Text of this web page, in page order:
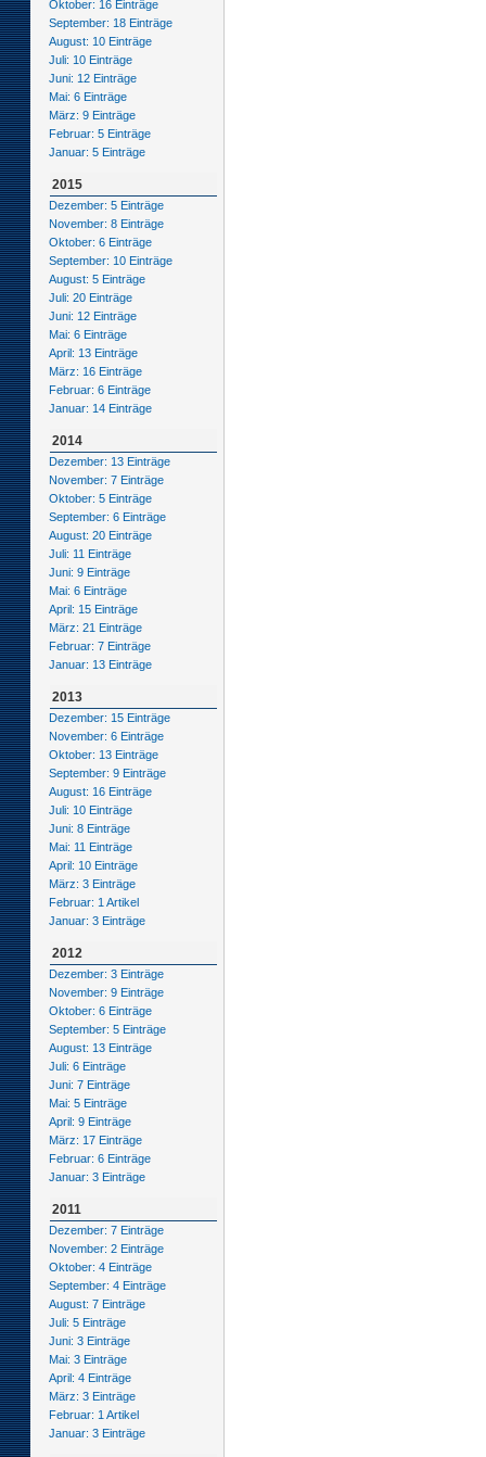
Oktober: 16 Einträge
September: 18 Einträge
August: 10 Einträge
Juli: 10 Einträge
Juni: 12 Einträge
Mai: 6 Einträge
März: 9 Einträge
Februar: 5 Einträge
Januar: 5 Einträge
2015
Dezember: 5 Einträge
November: 8 Einträge
Oktober: 6 Einträge
September: 10 Einträge
August: 5 Einträge
Juli: 20 Einträge
Juni: 12 Einträge
Mai: 6 Einträge
April: 13 Einträge
März: 16 Einträge
Februar: 6 Einträge
Januar: 14 Einträge
2014
Dezember: 13 Einträge
November: 7 Einträge
Oktober: 5 Einträge
September: 6 Einträge
August: 20 Einträge
Juli: 11 Einträge
Juni: 9 Einträge
Mai: 6 Einträge
April: 15 Einträge
März: 21 Einträge
Februar: 7 Einträge
Januar: 13 Einträge
2013
Dezember: 15 Einträge
November: 6 Einträge
Oktober: 13 Einträge
September: 9 Einträge
August: 16 Einträge
Juli: 10 Einträge
Juni: 8 Einträge
Mai: 11 Einträge
April: 10 Einträge
März: 3 Einträge
Februar: 1 Artikel
Januar: 3 Einträge
2012
Dezember: 3 Einträge
November: 9 Einträge
Oktober: 6 Einträge
September: 5 Einträge
August: 13 Einträge
Juli: 6 Einträge
Juni: 7 Einträge
Mai: 5 Einträge
April: 9 Einträge
März: 17 Einträge
Februar: 6 Einträge
Januar: 3 Einträge
2011
Dezember: 7 Einträge
November: 2 Einträge
Oktober: 4 Einträge
September: 4 Einträge
August: 7 Einträge
Juli: 5 Einträge
Juni: 3 Einträge
Mai: 3 Einträge
April: 4 Einträge
März: 3 Einträge
Februar: 1 Artikel
Januar: 3 Einträge